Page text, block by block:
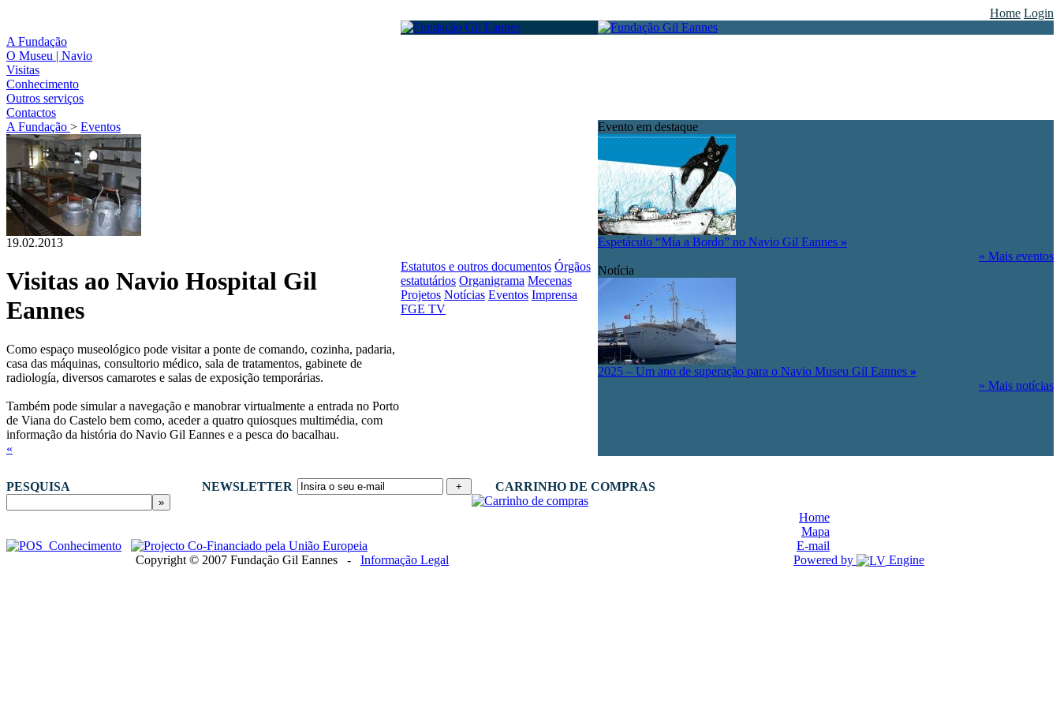
Home Login
A Fundação
O Museu | Navio
Visitas
Conhecimento
Outros serviços
Contactos
A Fundação > Eventos
19.02.2013
Visitas ao Navio Hospital Gil
Eannes
Como espaço museológico pode visitar a ponte de comando, cozinha, padaria,
casa das máquinas, consultorio médico, sala de tratamentos, gabinete de
radiología, diversos camarotes e salas de exposição temporárias.
Também pode simular a navegação e manobrar virtualmente a entrada no Porto
de Viana do Castelo bem como, aceder a quatro quiosques multimédia, com
informação da história do Navio Gil Eannes e a pesca do bacalhau.
«
Estatutos e outros documentos Órgãos
estatutários Organigrama Mecenas
Projetos Notícias Eventos Imprensa
FGE TV
Evento em destaque
Espetáculo “Mia a Bordo” no Navio Gil Eannes »
» Mais eventos
Notícia
2025 – Um ano de superação para o Navio Museu Gil Eannes »
» Mais notícias
PESQUISA NEWSLETTER CARRINHO DE COMPRAS
Home
Mapa
E-mail
Copyright © 2007 Fundação Gil Eannes - Informação Legal Powered by Engine